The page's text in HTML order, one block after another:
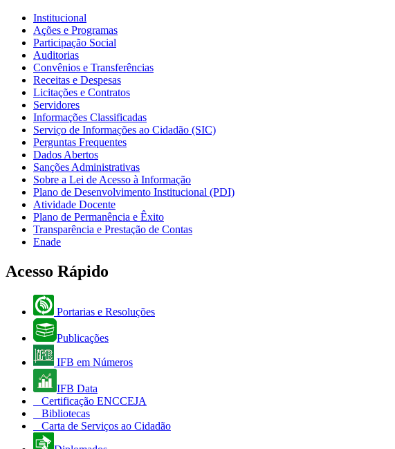
Institucional
Ações e Programas
Participação Social
Auditorias
Convênios e Transferências
Receitas e Despesas
Licitações e Contratos
Servidores
Informações Classificadas
Serviço de Informações ao Cidadão (SIC)
Perguntas Frequentes
Dados Abertos
Sanções Administrativas
Sobre a Lei de Acesso à Informação
Plano de Desenvolvimento Institucional (PDI)
Atividade Docente
Plano de Permanência e Êxito
Transparência e Prestação de Contas
Enade
Acesso Rápido
Portarias e Resoluções
Publicações
IFB em Números
IFB Data
Certificação ENCCEJA
Bibliotecas
Carta de Serviços ao Cidadão